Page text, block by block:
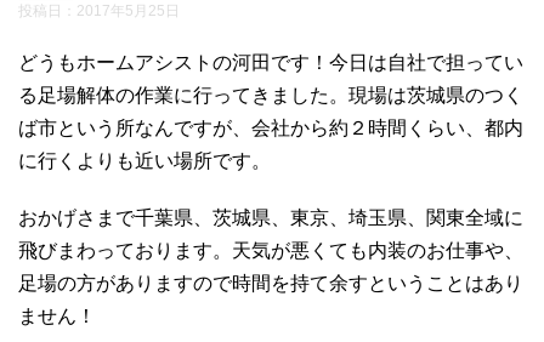
投稿日： 2017年5月25日
どうもホームアシストの河田です！今日は自社で担ってい
る足場解体の作業に行ってきました。現場は茨城県のつく
ば市という所なんですが、会社から約２時間くらい、都内
に行くよりも近い場所です。
おかげさまで千葉県、茨城県、東京、埼玉県、関東全域に
飛びまわっております。天気が悪くても内装のお仕事や、
足場の方がありますので時間を持て余すということはあり
ません！